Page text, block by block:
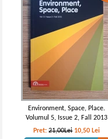
Environment, Space, Place.
Volumul 5, Issue 2, Fall 2013
Pret:21,00Lei 10,50 Lei